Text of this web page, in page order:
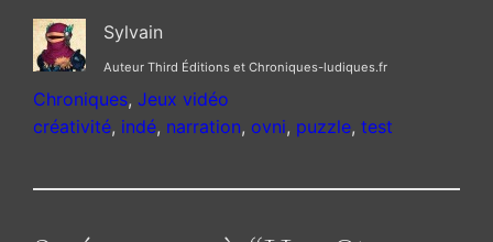
Sylvain
Auteur Third Éditions et Chroniques-ludiques.fr
Chroniques, Jeux vidéo
créativité, indé, narration, ovni, puzzle, test